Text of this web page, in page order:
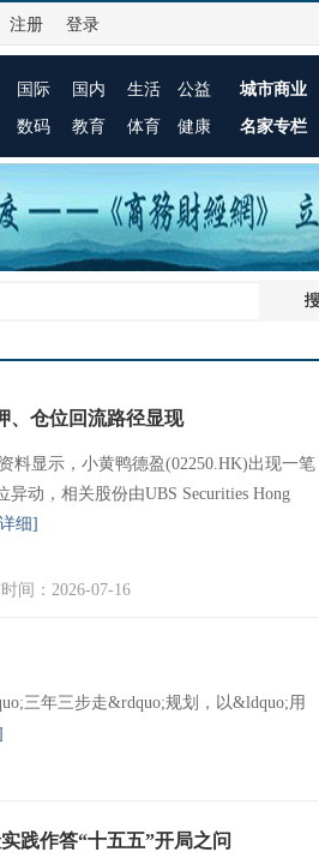
注册 登录
国际 国内 生活 公益
数码 教育 体育 健康
城市商业
名家专栏
、仓位回流路径显现
料显示，小黄鸭德盈(02250.HK)出现一笔
异动，相关股份由UBS Securities Hong
细]
间：2026-07-16
三年三步走&rdquo;规划，以&ldquo;用
践作答“十五五”开局之问